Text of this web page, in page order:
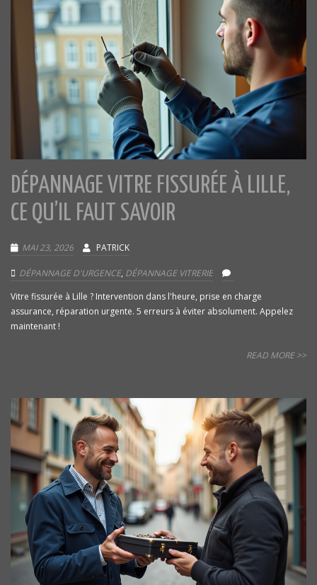
DÉPANNAGE VITRE FISSURÉE À LILLE,
CE QU’IL FAUT SAVOIR
MAI 23, 2026 PATRICK
DÉPANNAGE D'URGENCE, DÉPANNAGE VITRERIE
Vitre fissurée à Lille ? Intervention dans l'heure, prise en charge
assurance, réparation urgente. 5 erreurs à éviter absolument. Appelez
maintenant !
READ MORE >>